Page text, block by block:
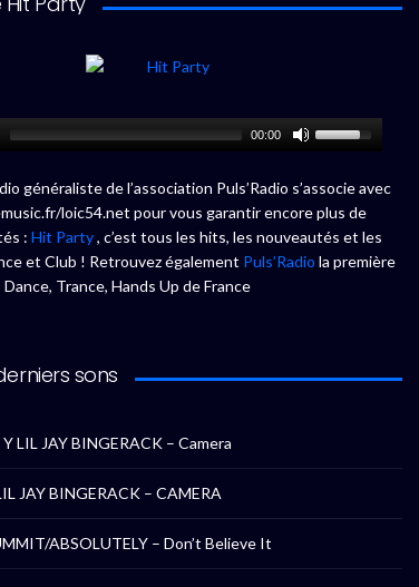
00:00
généraliste de l’association Puls’Radio s’associe avec
loic54.net pour vous garantir encore plus de
: Hit Party, c’est tous les hits, les nouveautés et les
et Club ! Retrouvez également Puls’Radio la première
Trance, Hands Up de France
sons
LIL JAY BINGERACK – Camera
JAY BINGERACK – CAMERA
ABSOLUTELY – Don’t Believe It